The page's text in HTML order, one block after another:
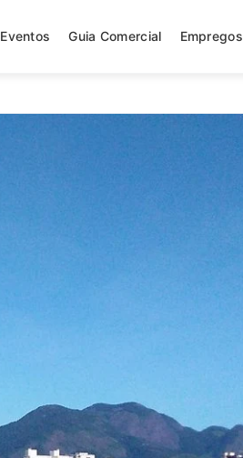
Eventos Guia Comercial Empregos